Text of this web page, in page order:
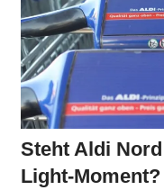
Steht Aldi
Light-